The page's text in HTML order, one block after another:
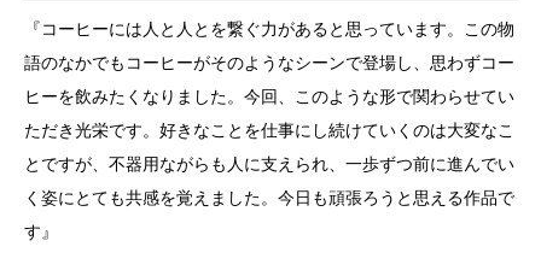
『コーヒーには人と人とを繋ぐ力があると思っています。この物
語のなかでもコーヒーがそのようなシーンで登場し、思わずコー
ヒーを飲みたくなりました。今回、このような形で関わらせてい
ただき光栄です。好きなことを仕事にし続けていくのは大変なこ
とですが、不器用ながらも人に支えられ、一歩ずつ前に進んでい
く姿にとても共感を覚えました。今日も頑張ろうと思える作品で
す』